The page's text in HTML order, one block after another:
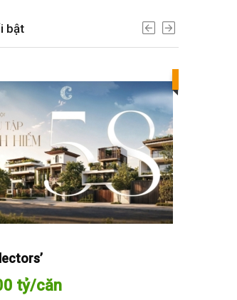
bật
tỷ/căn